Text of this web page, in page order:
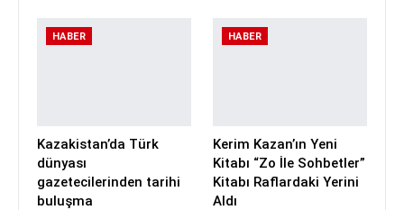
HABER
Kazakistan’da Türk
dünyası
gazetecilerinden tarihi
buluşma
HABER
Kerim Kazan’ın Yeni
Kitabı “Zo İle Sohbetler”
Kitabı Raflardaki Yerini
Aldı